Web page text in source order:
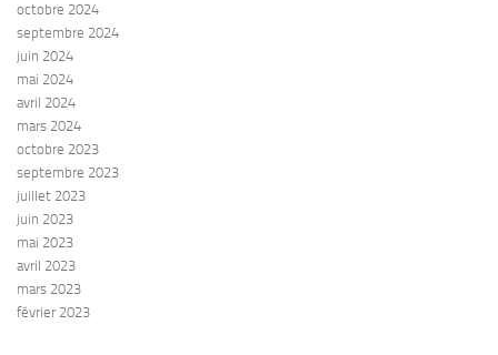
octobre 2024
septembre 2024
juin 2024
mai 2024
avril 2024
mars 2024
octobre 2023
septembre 2023
juillet 2023
juin 2023
mai 2023
avril 2023
mars 2023
février 2023